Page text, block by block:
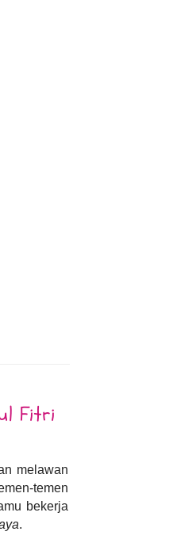
Fitri
melawan
temen
bekerja
.